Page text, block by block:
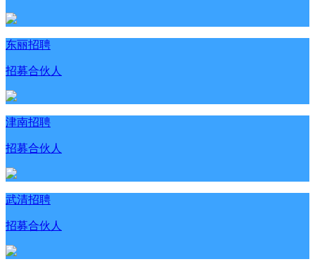
东丽招聘
招募合伙人
津南招聘
招募合伙人
武清招聘
招募合伙人